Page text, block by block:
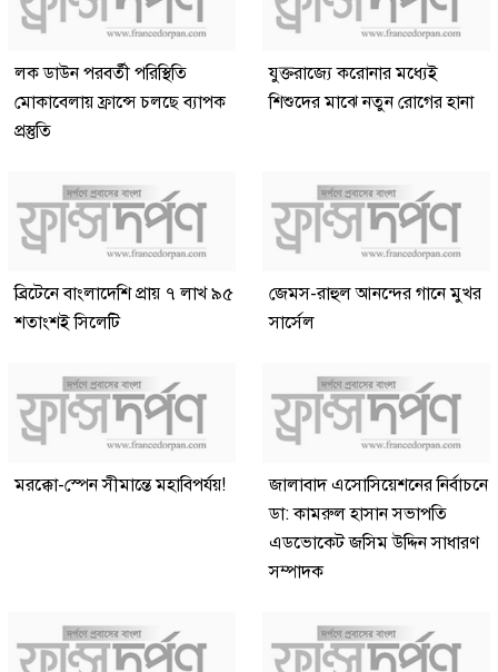
লক ডাউন পরবর্তী পরিস্থিতি
মোকাবেলায় ফ্রান্সে চলছে ব্যাপক
প্রস্তুতি
যুক্তরাজ্যে করোনার মধ্যেই
শিশুদের মাঝে নতুন রোগের হানা
ব্রিটেনে বাংলাদেশি প্রায় ৭ লাখ ৯৫
শতাংশই সিলেটি
জেমস-রাহুল আনন্দের গানে মুখর
সার্সেল
মরক্কো-স্পেন সীমান্তে মহাবিপর্যয়!
জালাবাদ এসোসিয়েশনের নির্বাচনে
ডা: কামরুল হাসান সভাপতি
এডভোকেট জসিম উদ্দিন সাধারণ
সম্পাদক